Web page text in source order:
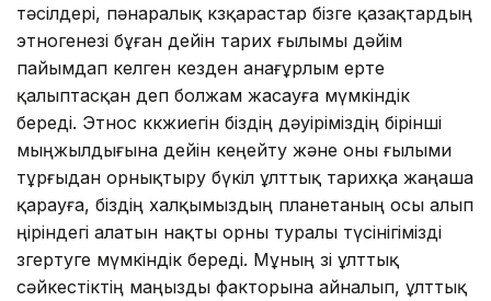
тәсілдері, пәнаралық көзқарастар бізге қазақтардың
этногенезі бұған дейін тарих ғылымы дәйім
пайымдап келген кезден анағұрлым ерте
қалыптасқан деп болжам жасауға мүмкіндік
береді. Этнос көкжиегін біздің дәуіріміздің бірінші
мыңжылдығына дейін кеңейту және оны ғылыми
тұрғыдан орнықтыру бүкіл ұлттық тарихқа жаңаша
қарауға, біздің халқымыздың планетаның осы алып
өңіріндегі алатын нақты орны туралы түсінігімізді
өзгертуге мүмкіндік береді. Мұның өзі ұлттық
сәйкестіктің маңызды факторына айналып, ұлттық